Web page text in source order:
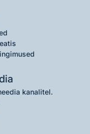
kanalitel.